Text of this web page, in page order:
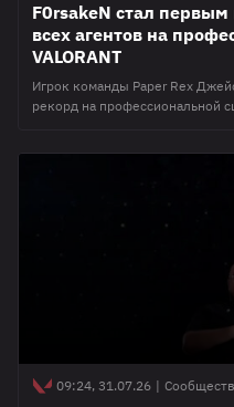
F0rsakeN стал
всех агентов на
VALORANT
Игрок команды Paper Rex
рекорд на профессиональной
09:24, 31.07.26 |